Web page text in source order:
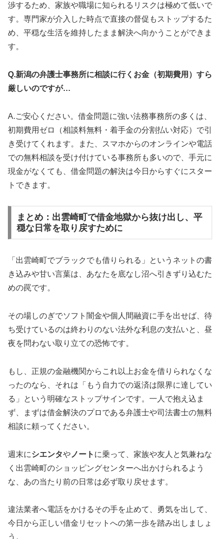
渉するため、家族や職場に知られるリスクは極めて低いで
す。専門家が介入した時点で直接の督促もストップするた
め、平穏な生活を維持したまま解決へ向かうことができま
す。
Q.新潟の弁護士事務所に相談に行くお金（初期費用）すら
厳しいのですが…
A.ご安心ください。借金問題に強い法務事務所の多くは、
初期費用ゼロ（相談料無料・着手金の分割払い対応）で引
き受けてくれます。また、スマホからのオンラインや電話
での無料相談を受け付けている事務所も多いので、手元に
現金がなくても、借金問題の解決は今日からすぐにスター
トできます。
まとめ：出雲崎町で借金地獄から抜け出し、平
穏な日常を取り戻すために
「出雲崎町でブラックでも借りられる」というネットの書
き込みや甘い言葉は、あなたを底なし沼へ引きずり込むた
めの罠です。
その場しのぎでソフト闇金や個人間融資に手を出せば、待
ち受けているのは終わりのない法外な利息の支払いと、昼
夜を問わない取り立ての恐怖です。
もし、正規の金融機関からこれ以上お金を借りられなくな
ったのなら、それは「もう自力での返済は限界に達してい
る」という明確なストップサインです。一人で抱え込ま
ず、まずは借金解決のプロである弁護士や司法書士の無料
相談に頼ってください。
週末にシエンタや ノート に乗って、家族や友人と気兼ねな
く出雲崎町のショッピングセンターへ出かけられるよう
な、あの当たり前の日常は必ず取り戻せます。
違法業者へ電話をかけるその手を止めて、勇気を出して、
今日から正しい借金リセットへの第一歩を踏み出しましょ
う。